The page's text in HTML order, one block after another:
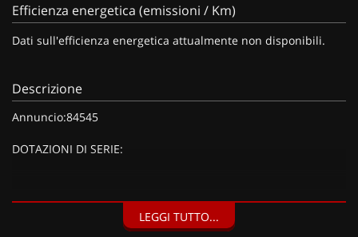
Efficienza energetica (emissioni / Km)
Dati sull'efficienza energetica attualmente non disponibili.
Descrizione
Annuncio:84545
DOTAZIONI DI SERIE:
Pack Navigation, Pack Access, Pack Navigation & Access (720
LEGGI TUTTO...